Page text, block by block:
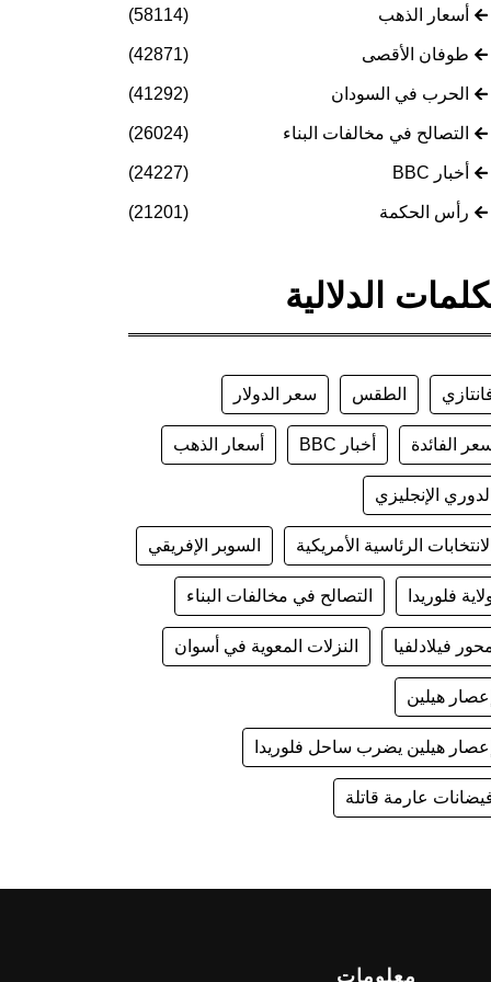
أسعار الذهب (58114)
طوفان الأقصى (42871)
الحرب في السودان (41292)
التصالح في مخالفات البناء (26024)
أخبار BBC (24227)
رأس الحكمة (21201)
الدلالية
الطقس سعر الدولار
الفائدة أخبار BBC أسعار الذهب
الدوري الإنجليزي
الانتخابات الرئاسية الأمريكية السوبر الإفريقي
فلوريدا التصالح في مخالفات البناء
فيلادلفيا النزلات المعوية في أسوان
إعصار هيلين
إعصار هيلين يضرب ساحل فلوريدا
عارمة قاتلة
معلومات